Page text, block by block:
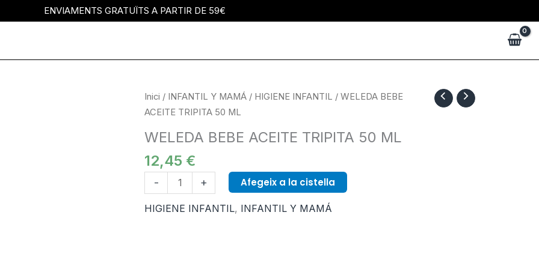
ENVIAMENTS GRATUÏTS A PARTIR DE 59€
Inici / INFANTIL Y MAMÁ / HIGIENE INFANTIL / WELEDA BEBE
ACEITE TRIPITA 50 ML
WELEDA BEBE ACEITE TRIPITA 50 ML
12,45 €
-
quantitat
de
BEBE
ACEITE
TRIPITA
ML
+ Afegeix a la cistella
HIGIENE INFANTIL, INFANTIL Y MAMÁ